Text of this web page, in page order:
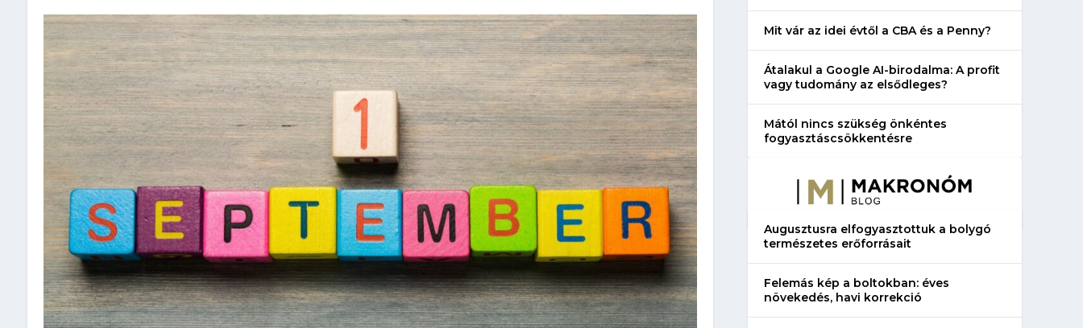
Mit vár az idei évtől a CBA és a Penny?
Átalakul a Google AI-birodalma: A profit
vagy tudomány az elsődleges?
Mától nincs szükség önkéntes
fogyasztáscsökkentésre
Augusztusra elfogyasztottuk a bolygó
természetes erőforrásait
Felemás kép a boltokban: éves
növekedés, havi korrekció